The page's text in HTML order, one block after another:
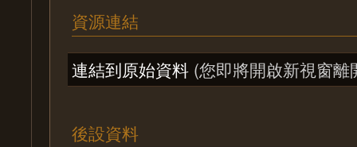
資源連結
連結到原始資料 (您即將開啟新視窗離
後設資料